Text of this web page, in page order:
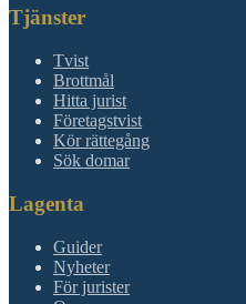
Tjänster
Tvist
Brottmål
Hitta jurist
Företagstvist
Kör rättegång
Sök domar
Lagenta
Guider
Nyheter
För jurister